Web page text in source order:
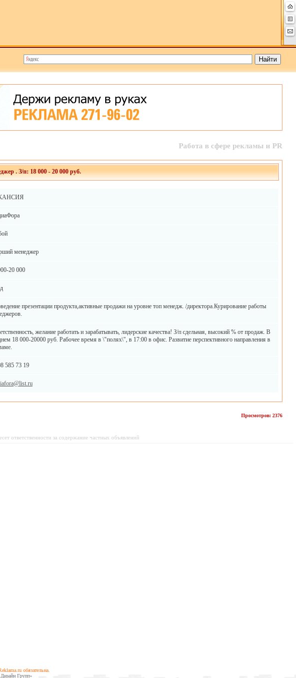
Работа в сфере рекламы и PR
. З/п: 18 000 - 20 000 руб.
менеджер
20 000
презентации продукта,активные продажи на уровне топ менедж. /директора.Курирование работы
желание работать и зарабатывать, лидерские качества! З/п сдельная, высокий % от продаж. В
18 000-20000 руб. Рабочее время в \"полях\", в 17:00 в офис. Развитие перспективного направления в
585 73 19
Просмотров: 2376
ответственности за содержание частных объявлений
обязательна.
Групп»